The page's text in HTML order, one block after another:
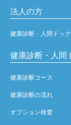
法人の方
健康診断・人間ドック
健康診断・人間
健康診断コース
健康診断の流れ
オプション検査